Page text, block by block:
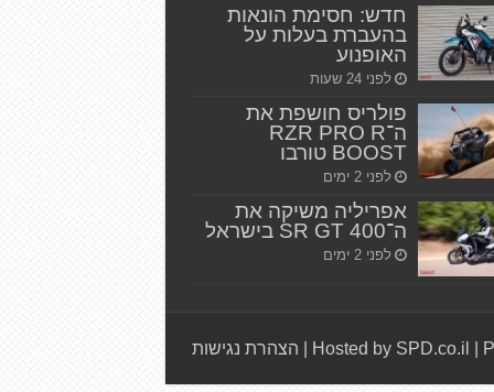
חדש: חסימת הונאות
בהעברת בעלות על
האופנוע
לפני 24 שעות
פולריס חושפת את
ה־RZR PRO R
BOOST טורבו
לפני 2 ימים
אפריליה משיקה את
ה־SR GT 400 בישראל
לפני 2 ימים
Hosted by SPD.co.il הצהרת נגישות